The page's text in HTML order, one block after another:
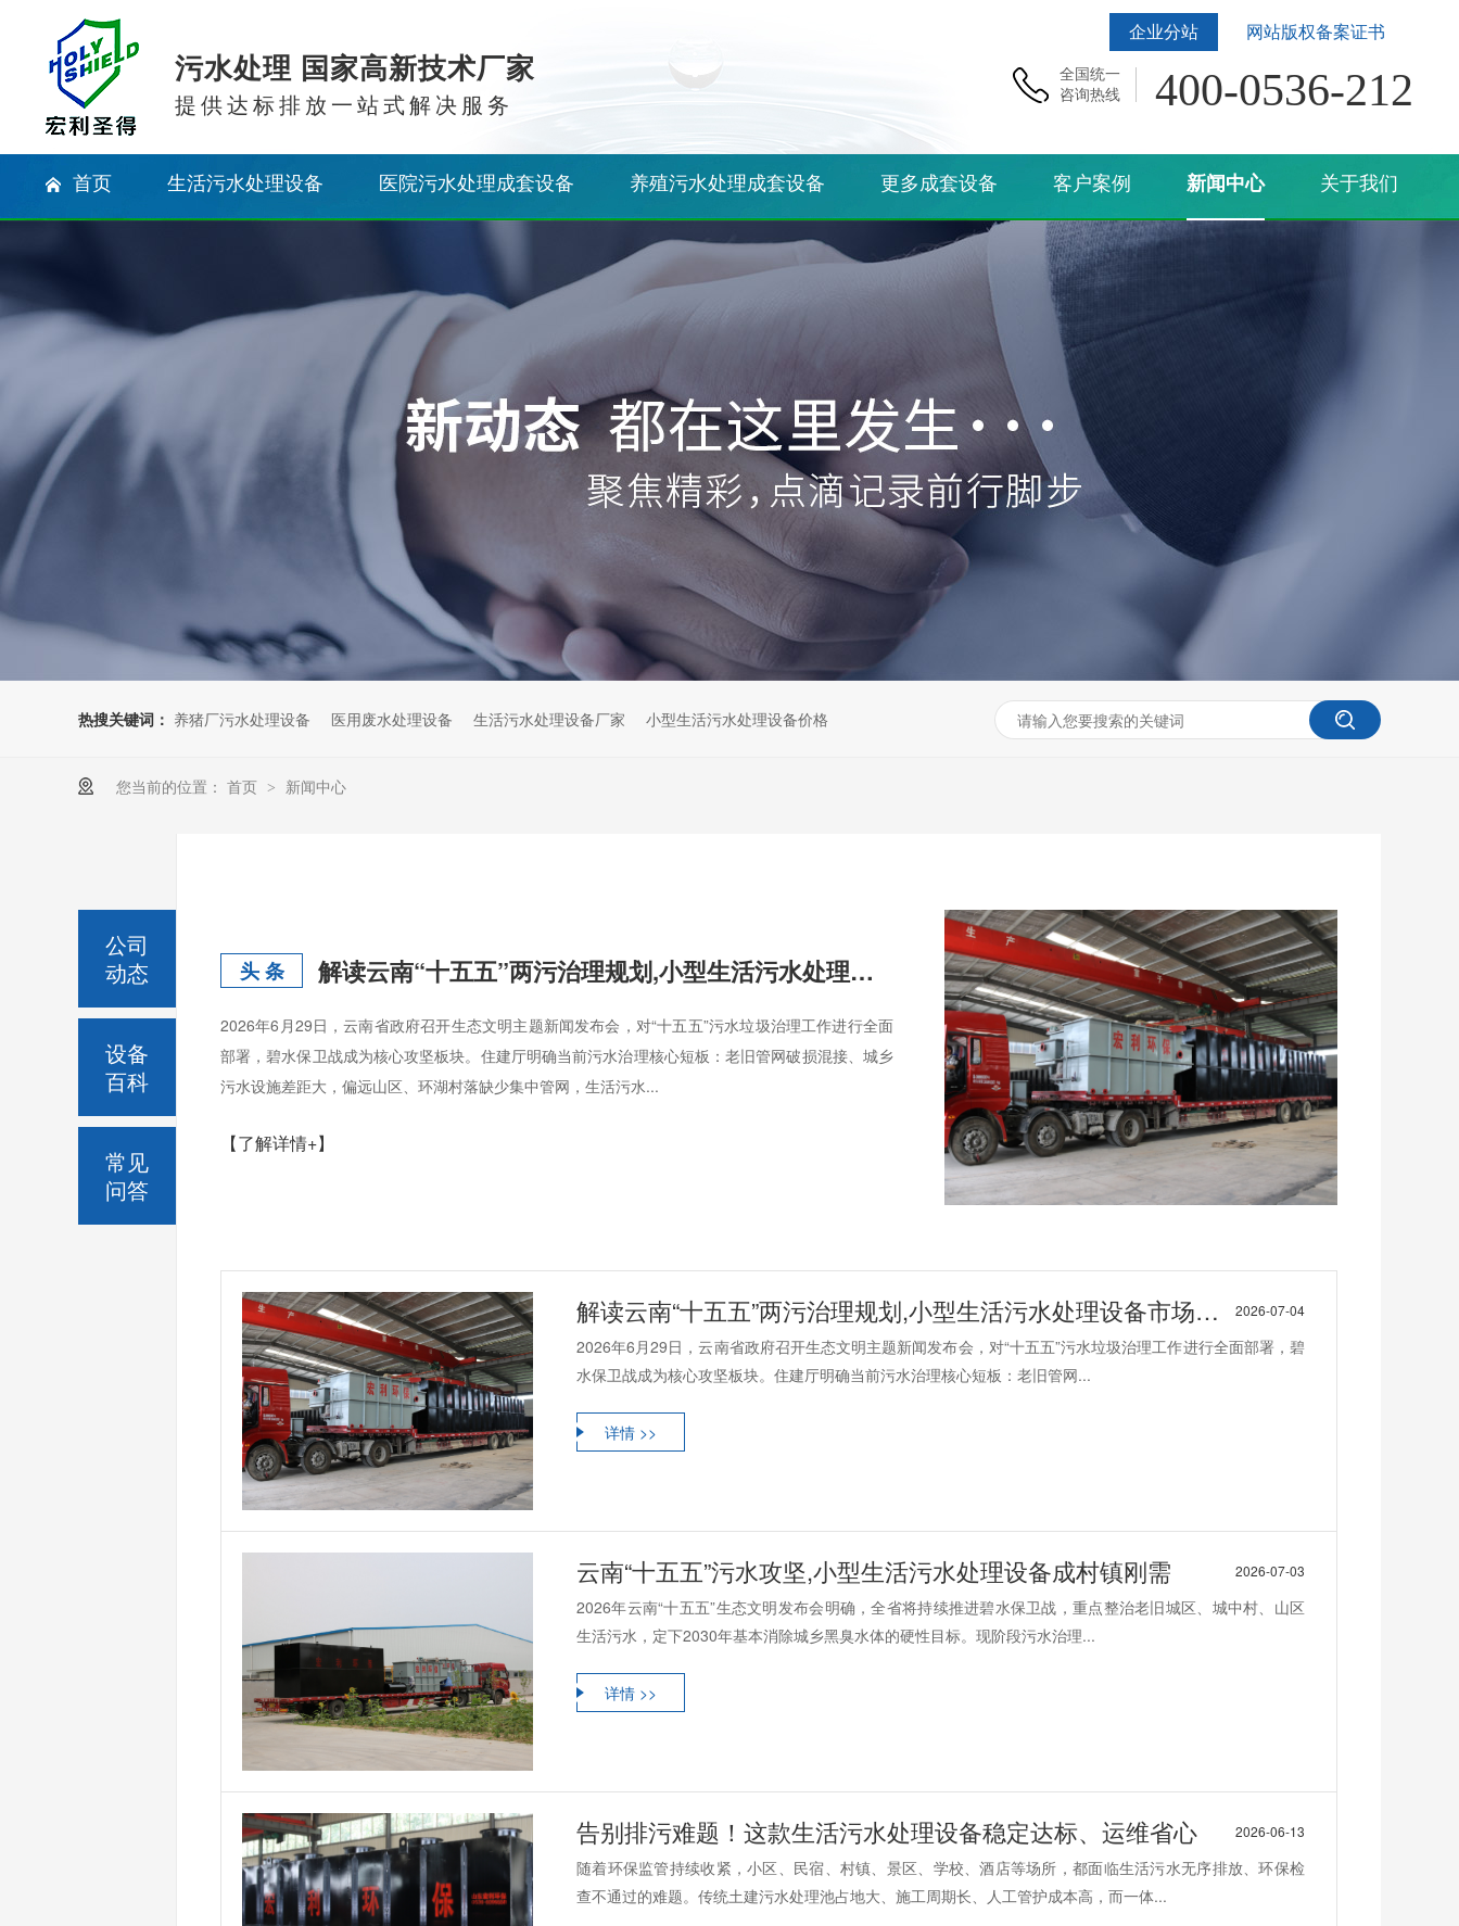
企业分站 网站版权备案证书
污水处理 国家高新技术厂家
提供达标排放一站式解决服务
全国统一
咨询热线
400-0536-212
首页 生活污水处理设备 医院污水处理成套设备 养殖污水处理成套设备 更多成套设备 客户案例 新闻中心 关于我们
热搜关键词： 养猪厂污水处理设备 医用废水处理设备 生活污水处理设备厂家 小型生活污水处理设备价格
您当前的位置： 首页 > 新闻中心
头 条 解读云南“十五五”两污治理规划,小型生活污水处理设备市场机遇
2026年6月29日，云南省政府召开生态文明主题新闻发布会，对“十五五”污水垃圾治理工作进行全面
部署，碧水保卫战成为核心攻坚板块。住建厅明确当前污水治理核心短板：老旧管网破损混接、城乡
污水设施差距大，偏远山区、环湖村落缺少集中管网，生活污水...
【了解详情+】
2026-07-04
解读云南“十五五”两污治理规划,小型生活污水处理设备市场机遇
2026年6月29日，云南省政府召开生态文明主题新闻发布会，对“十五五”污水垃圾治理工作进行全面部署，碧
水保卫战成为核心攻坚板块。住建厅明确当前污水治理核心短板：老旧管网...
详情 >>
2026-07-03
云南“十五五”污水攻坚,小型生活污水处理设备成村镇刚需
2026年云南“十五五”生态文明发布会明确，全省将持续推进碧水保卫战，重点整治老旧城区、城中村、山区
生活污水，定下2030年基本消除城乡黑臭水体的硬性目标。现阶段污水治理...
详情 >>
2026-06-13
告别排污难题！这款生活污水处理设备稳定达标、运维省心
随着环保监管持续收紧，小区、民宿、村镇、景区、学校、酒店等场所，都面临生活污水无序排放、环保检
查不通过的难题。传统土建污水处理池占地大、施工周期长、人工管护成本高，而一体...
公司
动态
设备
百科
常见
问答